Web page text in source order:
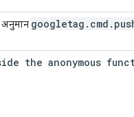
अनुमान googletag . cmd .
the anonymous